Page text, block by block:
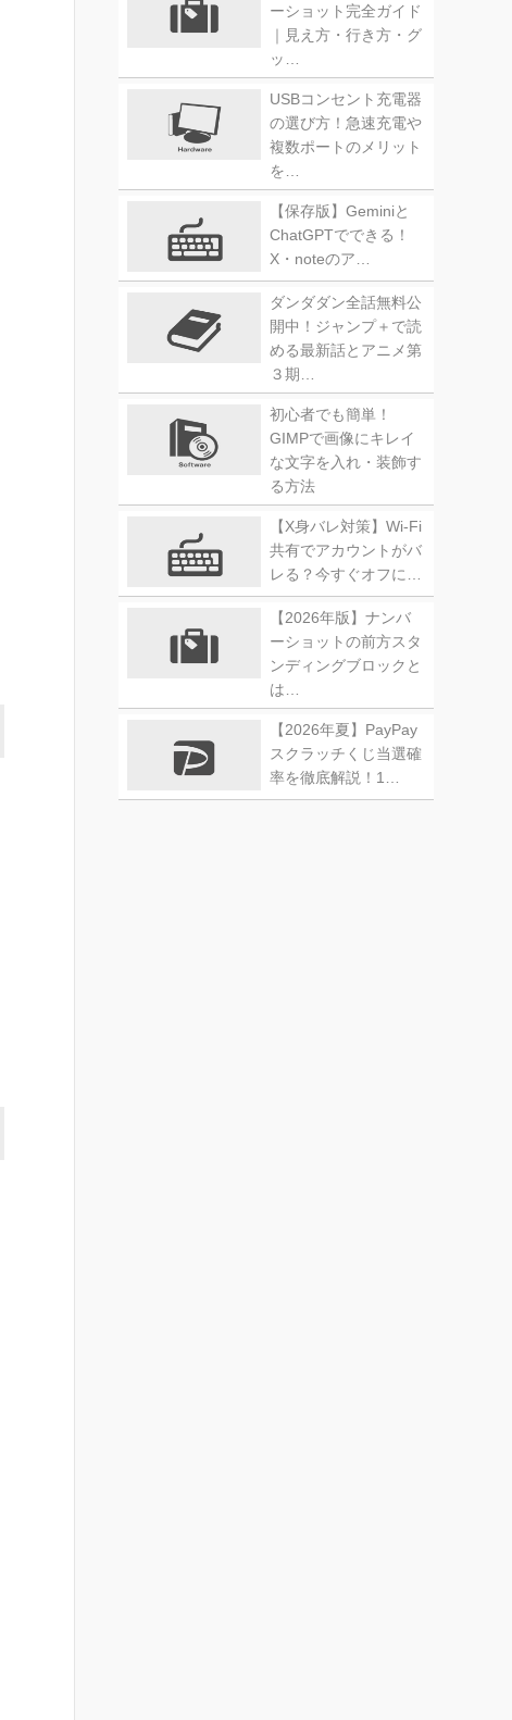
ーショット完全ガイド
｜見え方・行き方・グ
ッ…
USBコンセント充電器
の選び方！急速充電や
複数ポートのメリット
を…
【保存版】Geminiと
ChatGPTでできる！
X・noteのア…
ダンダダン全話無料公
開中！ジャンプ＋で読
める最新話とアニメ第
３期…
初心者でも簡単！
GIMPで画像にキレイ
な文字を入れ・装飾す
る方法
【X身バレ対策】Wi-Fi
共有でアカウントがバ
レる？今すぐオフに…
【2026年版】ナンバ
ーショットの前方スタ
ンディングブロックと
は…
【2026年夏】PayPay
スクラッチくじ当選確
率を徹底解説！1…